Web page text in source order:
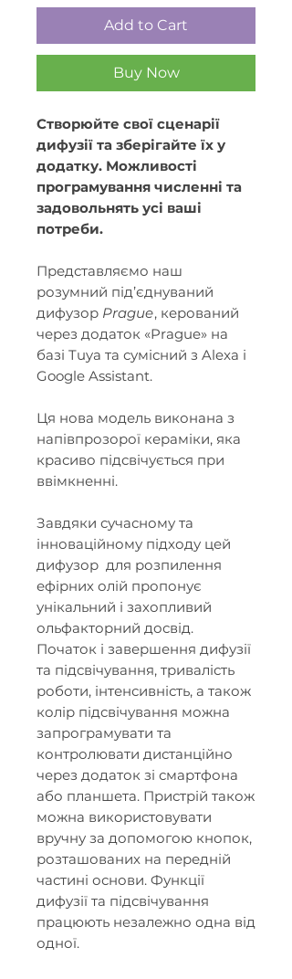
Add to Cart
Buy Now
Створюйте свої сценарії
дифузії та зберігайте їх у
додатку. Можливості
програмування численні та
задовольнять усі ваші
потреби.
Представляємо наш
розумний під’єднуваний
дифузор Prague, керований
через додаток «Prague» на
базі Tuya та сумісний з Alexa і
Google Assistant.
Ця нова модель виконана з
напівпрозорої кераміки, яка
красиво підсвічується при
ввімкненні.
Завдяки сучасному та
інноваційному підходу цей
дифузор для розпилення
ефірних олій пропонує
унікальний і захопливий
ольфакторний досвід.
Початок і завершення дифузії
та підсвічування, тривалість
роботи, інтенсивність, а також
колір підсвічування можна
запрограмувати та
контролювати дистанційно
через додаток зі смартфона
або планшета. Пристрій також
можна використовувати
вручну за допомогою кнопок,
розташованих на передній
частині основи. Функції
дифузії та підсвічування
працюють незалежно одна від
одної.